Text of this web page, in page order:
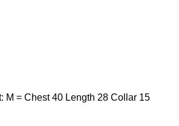
= Chest 40 Length 28 Collar 15